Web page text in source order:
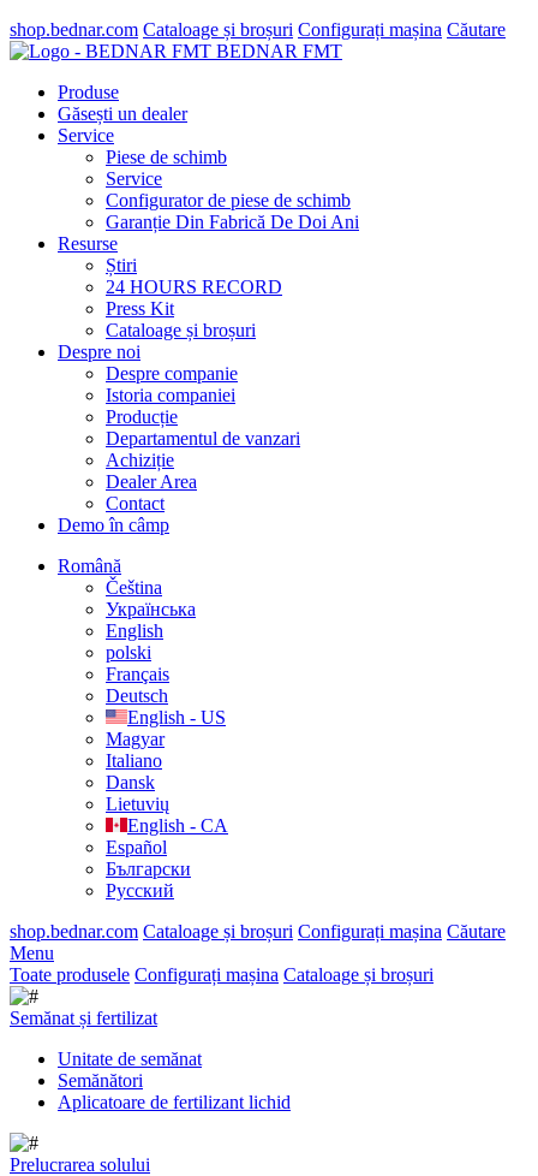
shop.bednar.com Cataloage și broșuri Configurați mașina Căutare
BEDNAR FMT
Produse
Găsești un dealer
Service
Piese de schimb
Service
Configurator de piese de schimb
Garanție Din Fabrică De Doi Ani
Resurse
Știri
24 HOURS RECORD
Press Kit
Cataloage și broșuri
Despre noi
Despre companie
Istoria companiei
Producție
Departamentul de vanzari
Achiziție
Dealer Area
Contact
Demo în câmp
Română
Čeština
Українська
English
polski
Français
Deutsch
English - US
Magyar
Italiano
Dansk
Lietuvių
English - CA
Español
Български
Русский
shop.bednar.com Cataloage și broșuri Configurați mașina Căutare
Menu
Toate produsele Configurați mașina Cataloage și broșuri
Semănat și fertilizat
Unitate de semănat
Semănători
Aplicatoare de fertilizant lichid
Prelucrarea solului